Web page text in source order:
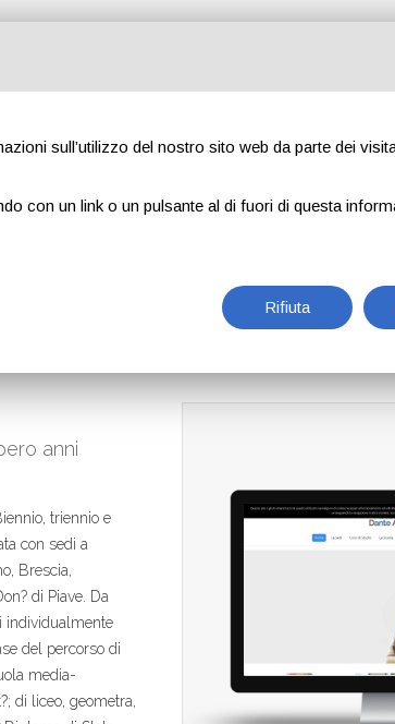
anni
triennio e
con sedi a
Brescia,
di Piave. Da
individualmente
del percorso di
media-
di liceo, geometra,
sull’utilizzo del nostro sito web da parte dei
con un link o un pulsante al di fuori di questa
Rifiuta